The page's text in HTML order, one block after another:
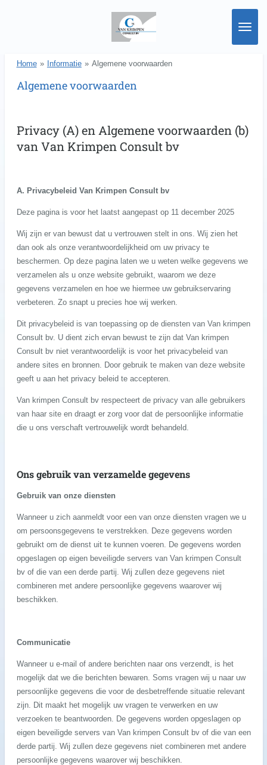
hoofdinhoud
Home » Informatie » Algemene voorwaarden
Algemene voorwaarden
Privacy (A) en Algemene voorwaarden (b)
van Van Krimpen Consult bv
A. Privacybeleid Van Krimpen Consult bv
Deze pagina is voor het laatst aangepast op 11 december 2025
Wij zijn er van bewust dat u vertrouwen stelt in ons. Wij zien het
dan ook als onze verantwoordelijkheid om uw privacy te
beschermen. Op deze pagina laten we u weten welke gegevens we
verzamelen als u onze website gebruikt, waarom we deze
gegevens verzamelen en hoe we hiermee uw gebruikservaring
verbeteren. Zo snapt u precies hoe wij werken.
Dit privacybeleid is van toepassing op de diensten van Van krimpen
Consult bv. U dient zich ervan bewust te zijn dat Van krimpen
Consult bv niet verantwoordelijk is voor het privacybeleid van
andere sites en bronnen. Door gebruik te maken van deze website
geeft u aan het privacy beleid te accepteren.
Van krimpen Consult bv respecteert de privacy van alle gebruikers
van haar site en draagt er zorg voor dat de persoonlijke informatie
die u ons verschaft vertrouwelijk wordt behandeld.
Ons gebruik van verzamelde gegevens
Gebruik van onze diensten
Wanneer u zich aanmeldt voor een van onze diensten vragen we u
om persoonsgegevens te verstrekken. Deze gegevens worden
gebruikt om de dienst uit te kunnen voeren. De gegevens worden
opgeslagen op eigen beveiligde servers van Van krimpen Consult
bv of die van een derde partij. Wij zullen deze gegevens niet
combineren met andere persoonlijke gegevens waarover wij
beschikken.
Communicatie
Wanneer u e-mail of andere berichten naar ons verzendt, is het
mogelijk dat we die berichten bewaren. Soms vragen wij u naar uw
persoonlijke gegevens die voor de desbetreffende situatie relevant
zijn. Dit maakt het mogelijk uw vragen te verwerken en uw
verzoeken te beantwoorden. De gegevens worden opgeslagen op
eigen beveiligde servers van Van krimpen Consult bv of die van een
derde partij. Wij zullen deze gegevens niet combineren met andere
persoonlijke gegevens waarover wij beschikken.